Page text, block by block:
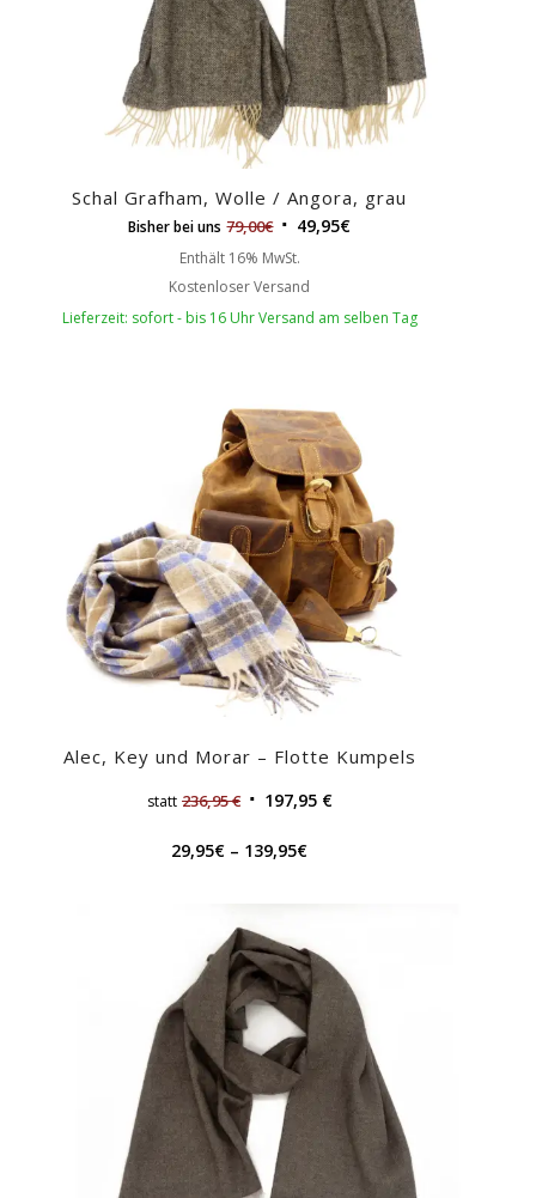
Schal Grafham, Wolle / Angora, grau
Bisher bei uns 79,00€ 49,95€
Enthält 16% MwSt.
Kostenloser Versand
Lieferzeit: sofort - bis 16 Uhr Versand am selben Tag
Alec, Key und Morar – Flotte Kumpels
statt 236,95€ 197,95 €
29,95€ – 139,95€